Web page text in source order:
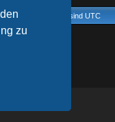
zu
Alle Zeiten sind UTC
by